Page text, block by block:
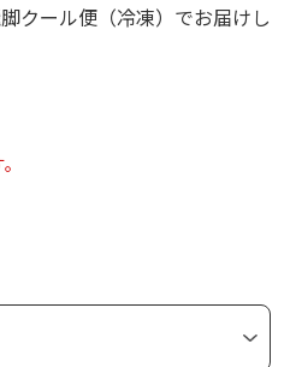
クール便（冷凍）でお届けし